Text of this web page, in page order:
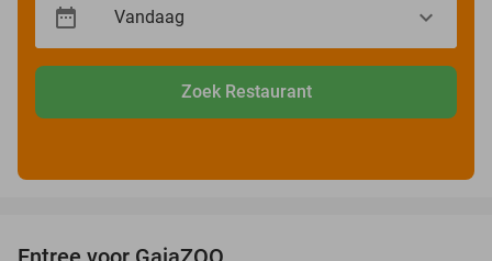
Zoek Restaurant